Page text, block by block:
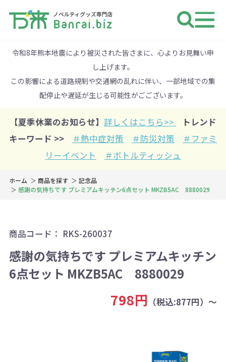
令和8年熊本地震により被災された皆さまに、心よりお見舞い申
し上げます。
この影響による道路規制や交通網の乱れに伴い、一部地域での集
配停止や遅延が生じる可能性がごございます。
【夏季休業のお知らせ】 詳しくはこちら>>
トレンド
キーワード >>
＃熱中症対策 ＃防災対策
＃ファミ
リーイベント
＃ボトルティッシュ
ホーム 商品を探す
記念品
感謝の気持ちです プレミアムキッチン6点セット MKZB5AC 8880029
商品コード： RKS-260037
感謝の気持ちです プレミアムキッチン
6点セット MKZB5AC 8880029
798円 （税込:877円）～